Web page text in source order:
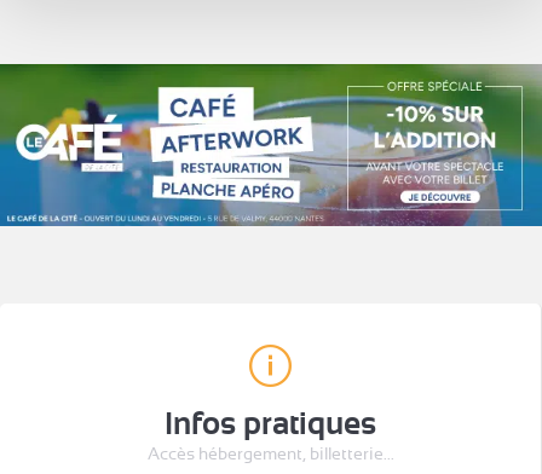
Infos pratiques
Accès hébergement, billetterie...